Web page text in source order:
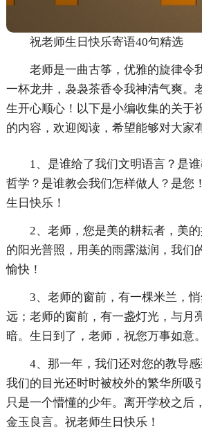
祝老师生日快乐寄语40句精选
老师是一曲古筝，优雅的旋律令
一杯龙井，袅袅茶香令我神清气爽。
生开心顺心！以下是小编收集的关于
的内容，欢迎阅读，希望能够对大家
1、是谁给了我们文明语言？是
哲学？是谁教会我们怎样做人？是您
生日快乐！
2、老师，您是美的耕耘者，美
的阳光普照，用美的雨露滋润，我们
愉快！
3、老师的窗前，有一棵米兰，
远；老师的窗前，有一盏灯光，与月
暗。生日到了，老师，祝您万事如意。
4、那一年，我们还对您的教导感
我们的目光还时时被校外的繁华所吸
只是一个懵懂的少年。离开学校之后
金玉良言。祝老师生日快乐！